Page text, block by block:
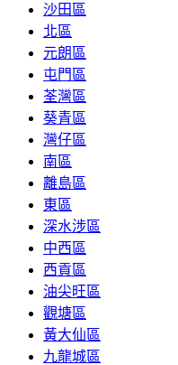
沙田區
北區
元朗區
屯門區
荃灣區
葵青區
灣仔區
南區
離島區
東區
深水涉區
中西區
西貢區
油尖旺區
觀塘區
黃大仙區
九龍城區